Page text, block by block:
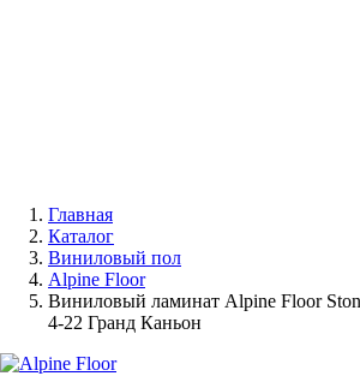
Главная
Каталог
Виниловый пол
Alpine Floor
Виниловый ламинат Alpine Floor
4-22 Гранд Каньон